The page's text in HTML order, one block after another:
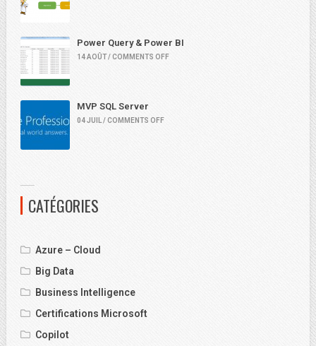
Power Query & Power BI
14 AOÛT / COMMENTS OFF
MVP SQL Server
04 JUIL / COMMENTS OFF
CATÉGORIES
Azure – Cloud
Big Data
Business Intelligence
Certifications Microsoft
Copilot